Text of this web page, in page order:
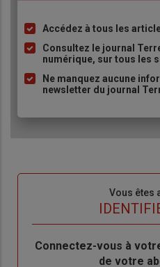
Liste
à
puce
Accédez à tous les
Consultez le journal
numérique, sur tous les
Ne manquez aucune
newsletter du journal
Vous êtes
Body
Connectez-vous à
de votre